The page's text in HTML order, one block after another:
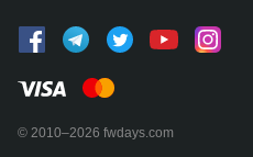
© 2010–2026 fwdays.com